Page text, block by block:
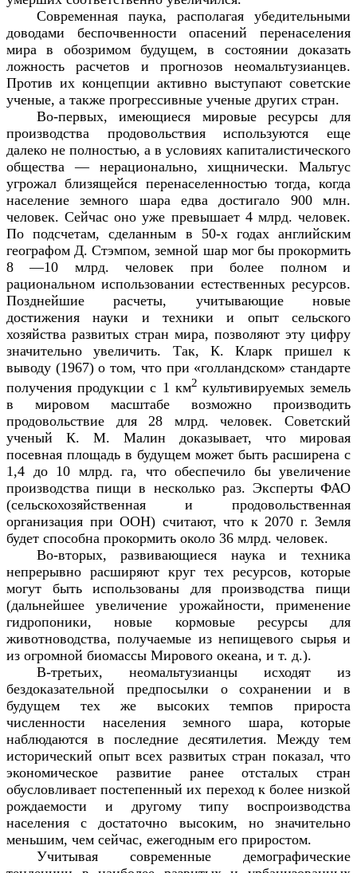
Современная паука, располагая убедительными
доводами беспочвенности опасений перенаселения
мира в обозримом будущем, в состоянии доказать
ложность расчетов и прогнозов неомальтузианцев.
Против их концепции активно выступают советские
ученые, а также прогрессивные ученые других стран.
Во-первых, имеющиеся мировые ресурсы для
производства продовольствия используются еще
далеко не полностью, а в условиях капиталистического
общества — нерационально, хищнически. Мальтус
угрожал близящейся перенаселенностью тогда, когда
население земного шара едва достигало 900 млн.
человек. Сейчас оно уже превышает 4 млрд. человек.
По подсчетам, сделанным в 50-х годах английским
географом Д. Стэмпом, земной шар мог бы прокормить
8 —10 млрд. человек при более полном и
рациональном использовании естественных ресурсов.
Позднейшие расчеты, учитывающие новые
достижения науки и техники и опыт сельского
хозяйства развитых стран мира, позволяют эту цифру
значительно увеличить. Так, К. Кларк пришел к
выводу (1967) о том, что при «голландском» стандарте
получения продукции с 1 км2 культивируемых земель
в мировом масштабе возможно производить
продовольствие для 28 млрд. человек. Советский
ученый К. М. Малин доказывает, что мировая
посевная площадь в будущем может быть расширена с
1,4 до 10 млрд. га, что обеспечило бы увеличение
производства пищи в несколько раз. Эксперты ФАО
(сельскохозяйственная и продовольственная
организация при ООН) считают, что к 2070 г. Земля
будет способна прокормить около 36 млрд. человек.
Во-вторых, развивающиеся наука и техника
непрерывно расширяют круг тех ресурсов, которые
могут быть использованы для производства пищи
(дальнейшее увеличение урожайности, применение
гидропоники, новые кормовые ресурсы для
животноводства, получаемые из непищевого сырья и
из огромной биомассы Мирового океана, и т. д.).
В-третьих, неомальтузианцы исходят из
бездоказательной предпосылки о сохранении и в
будущем тех же высоких темпов прироста
численности населения земного шара, которые
наблюдаются в последние десятилетия. Между тем
исторический опыт всех развитых стран показал, что
экономическое развитие ранее отсталых стран
обусловливает постепенный их переход к более низкой
рождаемости и другому типу воспроизводства
населения с достаточно высоким, но значительно
меньшим, чем сейчас, ежегодным его приростом.
Учитывая современные демографические